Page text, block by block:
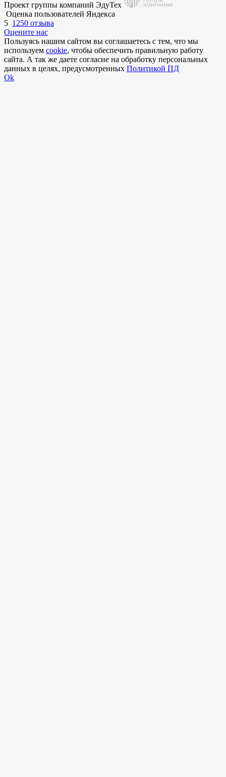
Проект группы компаний ЭдуТех
Оценка пользователей Яндекса
5 1250 отзыва
Оцените нас
Пользуясь нашим сайтом вы соглашаетесь с тем, что мы
используем cookie, чтобы обеспечить правильную работу
сайта. А так же даете согласие на обработку персональных
данных в целях, предусмотренных Политикой ПД
Ok